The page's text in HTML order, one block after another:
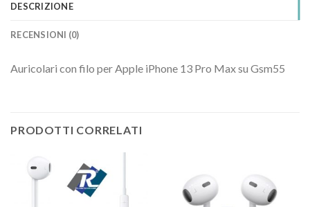
DESCRIZIONE
RECENSIONI (0)
Auricolari con filo per Apple iPhone 13 Pro Max su Gsm55
PRODOTTI CORRELATI